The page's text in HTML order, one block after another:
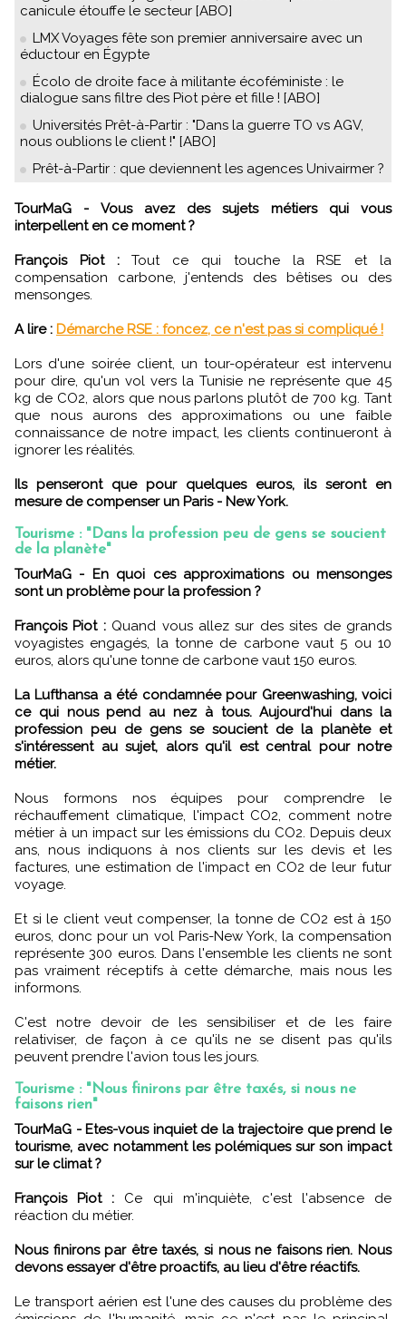
canicule étouffe le secteur [ABO]
LMX Voyages fête son premier anniversaire avec un
éductour en Égypte
Écolo de droite face à militante écoféministe : le
dialogue sans filtre des Piot père et fille ! [ABO]
Universités Prêt-à-Partir : "Dans la guerre TO vs AGV,
nous oublions le client !" [ABO]
Prêt-à-Partir : que deviennent les agences Univairmer ?
TourMaG - Vous avez des sujets métiers qui vous
interpellent en ce moment ?
François Piot :Tout ce qui touche la RSE et la
compensation carbone, j'entends des bêtises ou des
mensonges.
A lire : Démarche RSE : foncez, ce n'est pas si compliqué !
Lors d'une soirée client, un tour-opérateur est intervenu
pour dire, qu'un vol vers la Tunisie ne représente que 45
kg de CO2, alors que nous parlons plutôt de 700 kg. Tant
que nous aurons des approximations ou une faible
connaissance de notre impact, les clients continueront à
ignorer les réalités.
Ils penseront que pour quelques euros, ils seront en
mesure de compenser un Paris - New York.
Tourisme : "Dans la profession peu de gens se soucient
de la planète"
TourMaG - En quoi ces approximations ou mensonges
sont un problème pour la profession ?
François Piot :Quand vous allez sur des sites de grands
voyagistes engagés, la tonne de carbone vaut 5 ou 10
euros, alors qu'une tonne de carbone vaut 150 euros.
La Lufthansa a été condamnée pour Greenwashing, voici
ce qui nous pend au nez à tous. Aujourd'hui dans la
profession peu de gens se soucient de la planète et
s'intéressent au sujet, alors qu'il est central pour notre
métier.
Nous formons nos équipes pour comprendre le
réchauffement climatique, l'impact CO2, comment notre
métier à un impact sur les émissions du CO2. Depuis deux
ans, nous indiquons à nos clients sur les devis et les
factures, une estimation de l'impact en CO2 de leur futur
voyage.
Et si le client veut compenser, la tonne de CO2 est à 150
euros, donc pour un vol Paris-New York, la compensation
représente 300 euros. Dans l'ensemble les clients ne sont
pas vraiment réceptifs à cette démarche, mais nous les
informons.
C'est notre devoir de les sensibiliser et de les faire
relativiser, de façon à ce qu'ils ne se disent pas qu'ils
peuvent prendre l'avion tous les jours.
Tourisme : "Nous finirons par être taxés, si nous ne
faisons rien"
TourMaG - Etes-vous inquiet de la trajectoire que prend le
tourisme, avec notamment les polémiques sur son impact
sur le climat ?
François Piot : Ce qui m'inquiète, c'est l'absence de
réaction du métier.
Nous finirons par être taxés, si nous ne faisons rien. Nous
devons essayer d'être proactifs, au lieu d'être réactifs.
Le transport aérien est l'une des causes du problème des